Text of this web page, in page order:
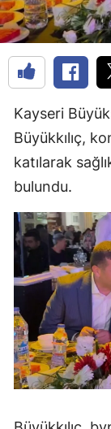
Kayseri
Büyükkılıç,
katılarak
bulundu.